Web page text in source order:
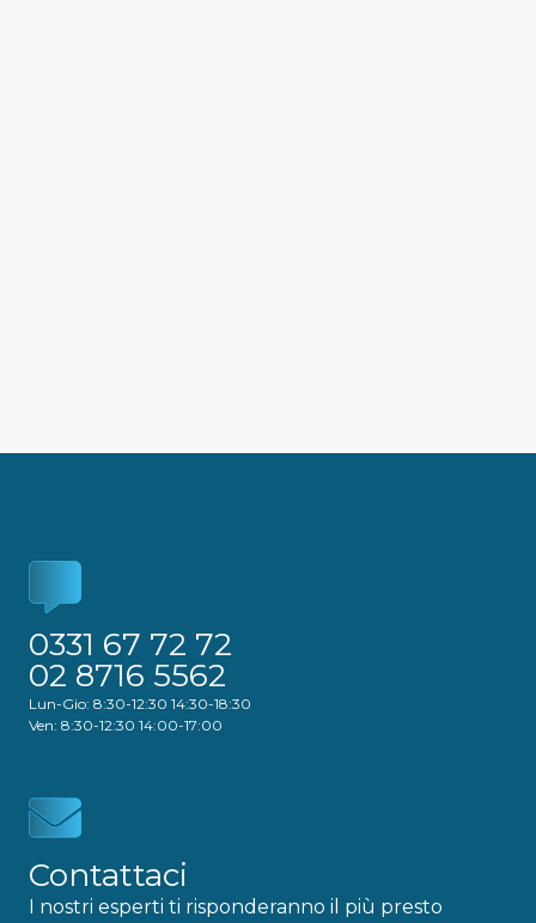
0331 67 72 72
02 8716 5562
Lun-Gio: 8:30-12:30 14:30-18:30
Ven: 8:30-12:30 14:00-17:00
Contattaci
I nostri esperti ti risponderanno il più presto